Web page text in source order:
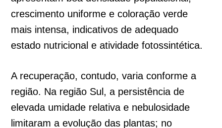
crescimento uniforme e coloração verde
mais intensa, indicativos de adequado
estado nutricional e atividade fotossintética.
A recuperação, contudo, varia conforme a
região. Na região Sul, a persistência de
elevada umidade relativa e nebulosidade
limitaram a evolução das plantas; no